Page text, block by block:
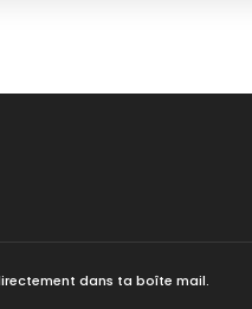
dans ta boîte mail.